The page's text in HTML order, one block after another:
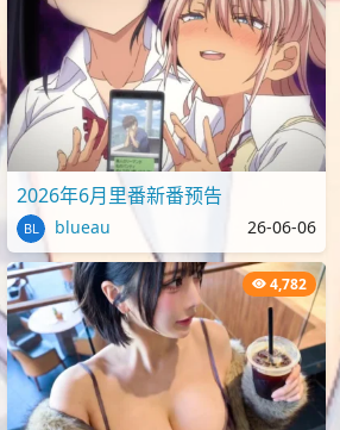
2026年6月里番新番预告
blueau 26-06-06
4,782